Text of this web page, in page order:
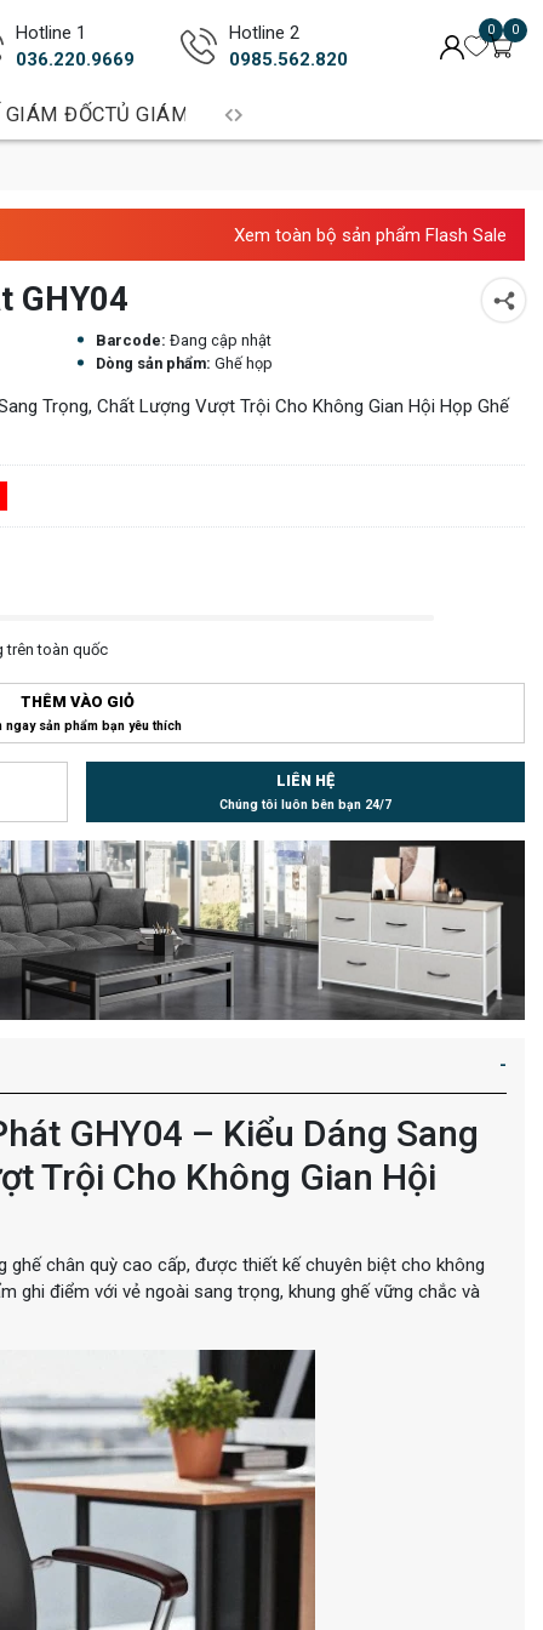
Hotline 1
036.220.9669
Hotline 2
0985.562.820
0 0
GIÁM ĐỐCTỦ GIÁM ĐỐCBÀN TRƯỞNG PHÒNG
Xem toàn bộ sản phẩm Flash Sale
GHY04
Barcode: Đang cập nhật
Dòng sản phẩm: Ghế họp
Trọng, Chất Lượng Vượt Trội Cho Không Gian Hội Họp Ghế
trên toàn quốc
THÊM VÀO GIỎ
ngay sản phẩm bạn yêu thích
LIÊN HỆ
Chúng tôi luôn bên bạn 24/7
GHY04 – Kiểu Dáng Sang
Trội Cho Không Gian Hội
ghế chân quỳ cao cấp, được thiết kế chuyên biệt cho không
ghi điểm với vẻ ngoài sang trọng, khung ghế vững chắc và